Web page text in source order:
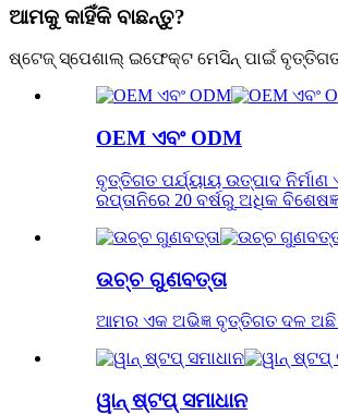
ଆମକୁ କାହିଁକି ବାଛନ୍ତୁ?
ଷ୍ଟେଜ୍ ସ୍ପେଶାଲ୍ ଇଫେକ୍ଟ ମେସିନ୍ ପାଇଁ ବୃତ୍ତିଗତ
OEM ଏବଂ ODM
ବୃତ୍ତିଗତ ପର୍ଯ୍ୟାୟ ଉତ୍ପାଦ ନିର୍ମାଣ
ରପ୍ତାନିରେ 20 ବର୍ଷରୁ ଅଧିକ
ଉଚ୍ଚ ଗୁଣବତ୍ତା
ଆମର ଏକ ଅଭିଜ୍ଞ ବୃତ୍ତିଗତ ଦଳ
ୱାନ୍ ଷ୍ଟପ୍ ସମାଧାନ